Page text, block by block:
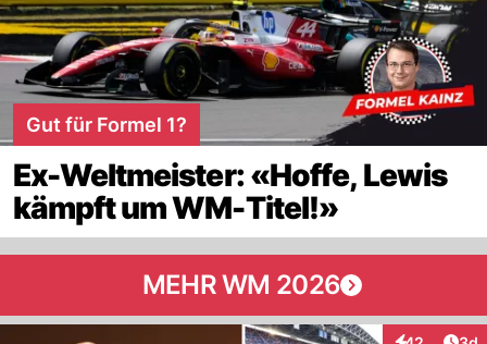
Gut für Formel 1?
Ex-Weltmeister: «Hoffe, Lewis
kämpft um WM-Titel!»
MEHR WM 2026